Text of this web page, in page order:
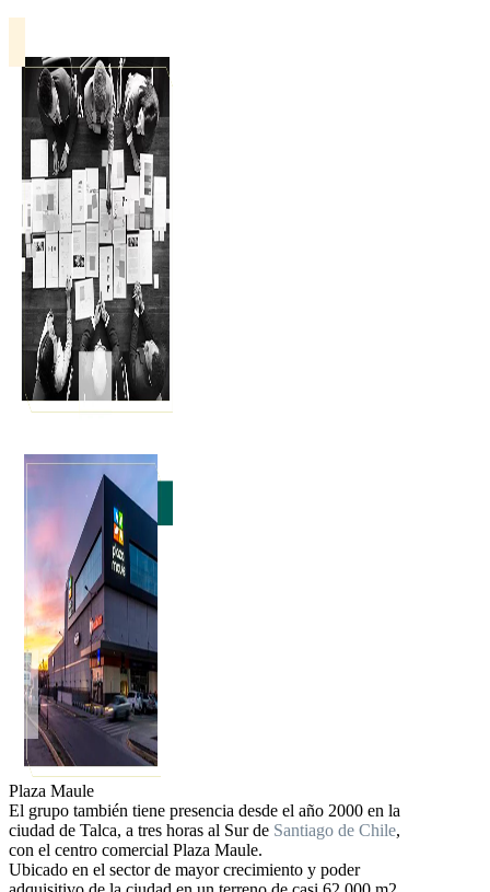
Plaza Maule
El grupo también tiene presencia desde el año 2000 en la
ciudad de Talca, a tres horas al Sur de Santiago de Chile,
con el centro comercial Plaza Maule.
Ubicado en el sector de mayor crecimiento y poder